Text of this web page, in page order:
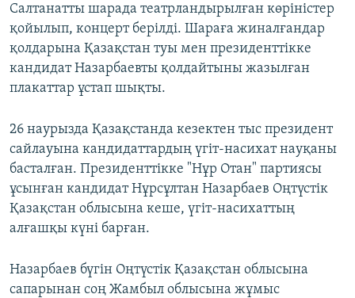
Салтанатты шарада театрландырылған көріністер
қойылып, концерт берілді. Шараға жиналғандар
қолдарына Қазақстан туы мен президенттікке
кандидат Назарбаевты қолдайтыны жазылған
плакаттар ұстап шықты.
26 наурызда Қазақстанда кезектен тыс президент
сайлауына кандидаттардың үгіт-насихат науқаны
басталған. Президенттікке "Нұр Отан" партиясы
ұсынған кандидат Нұрсұлтан Назарбаев Оңтүстік
Қазақстан облысына кеше, үгіт-насихаттың
алғашқы күні барған.
Назарбаев бүгін Оңтүстік Қазақстан облысына
сапарынан соң Жамбыл облысына жұмыс